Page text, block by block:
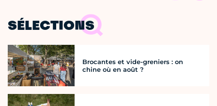
SÉLECTIONS
Brocantes et vide-greniers : on
chine où en août ?